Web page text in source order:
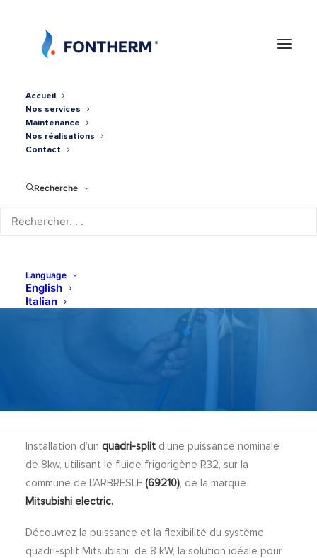
Accueil
Nos services
Maintenance
Nos réalisations
Contact
Recherche
Language
English
Italian
Installation d’un quadri-split d’une puissance nominale
de 8kw, utilisant le fluide frigorigène R32, sur la
commune de L’ARBRESLE (69210), de la marque
Mitsubishi electric.
Découvrez la puissance et la flexibilité du système
quadri-split Mitsubishi de 8 kW, la solution idéale pour